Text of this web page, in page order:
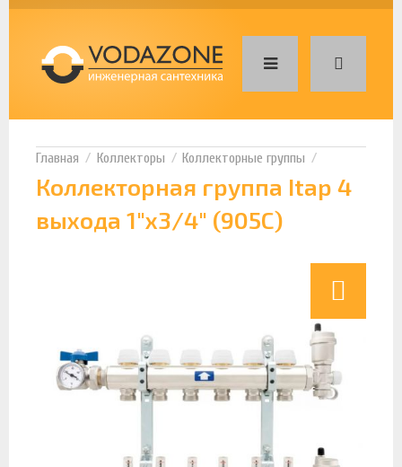
Коллекторы Коллекторные группы
Коллекторная группа Itap 4
выхода 1"х3/4" (905C)